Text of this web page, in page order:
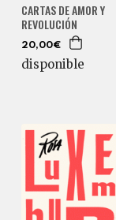
CARTAS DE AMOR Y
REVOLUCIÓN
20,00€
disponible